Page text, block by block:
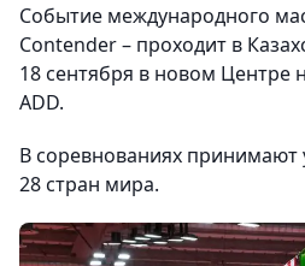
Событие международного
Contender – проходит в
18 сентября в новом Центре
ADD.
В соревнованиях принимают
28 стран мира.